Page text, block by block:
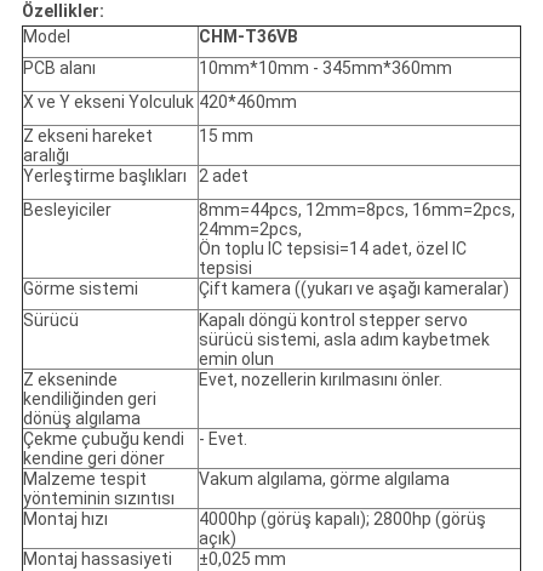
Özellikler:
Model
CHM-T36VB
PCB alanı
10mm*10mm - 345mm*360mm
X ve Y ekseni Yolculuk 420*460mm
Z ekseni hareket
aralığı
15 mm
Yerleştirme başlıkları
2 adet
Besleyiciler
8mm=44pcs, 12mm=8pcs, 16mm=2pcs,
24mm=2pcs,
Ön toplu IC tepsisi=14 adet, özel IC
tepsisi
Görme sistemi
Çift kamera ((yukarı ve aşağı kameralar)
Sürücü
Kapalı döngü kontrol stepper servo
sürücü sistemi, asla adım kaybetmek
emin olun
Z ekseninde
kendiliğinden geri
dönüş algılama
Evet, nozellerin kırılmasını önler.
Çekme çubuğu kendi
kendine geri döner
- Evet.
Malzeme tespit
yönteminin sızıntısı
Vakum algılama, görme algılama
Montaj hızı
4000hp (görüş kapalı); 2800hp (görüş
açık)
Montaj hassasiyeti
±0,025 mm